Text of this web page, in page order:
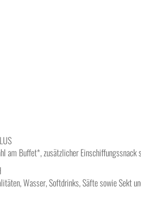
am Buffet*, zusätzlicher Einschiffungssnack
Wasser, Softdrinks, Säfte sowie Sekt